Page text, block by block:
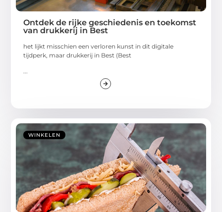
Ontdek de rijke geschiedenis en toekomst
van drukkerij in Best
het lijkt misschien een verloren kunst in dit digitale
tijdperk, maar drukkerij in Best (Best
...
WINKELEN